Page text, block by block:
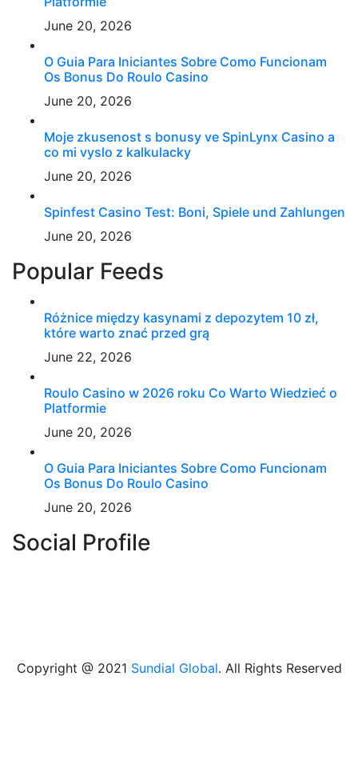
June 20, 2026
O Guia Para Iniciantes Sobre Como Funcionam
Os Bonus Do Roulo Casino
June 20, 2026
Moje zkusenost s bonusy ve SpinLynx Casino a
co mi vyslo z kalkulacky
June 20, 2026
Spinfest Casino Test: Boni, Spiele und Zahlungen
June 20, 2026
Popular Feeds
Różnice między kasynami z depozytem 10 zł,
które warto znać przed grą
June 22, 2026
Roulo Casino w 2026 roku Co Warto Wiedzieć o
Platformie
June 20, 2026
O Guia Para Iniciantes Sobre Como Funcionam
Os Bonus Do Roulo Casino
June 20, 2026
Social Profile
Copyright @ 2021 Sundial Global. All Rights Reserved